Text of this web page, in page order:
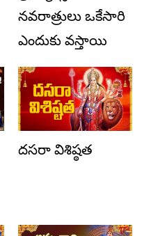
నవరాత్రులు ఒకేసారి
ఎందుకు వస్తాయి
దసరా విశిష్ఠత